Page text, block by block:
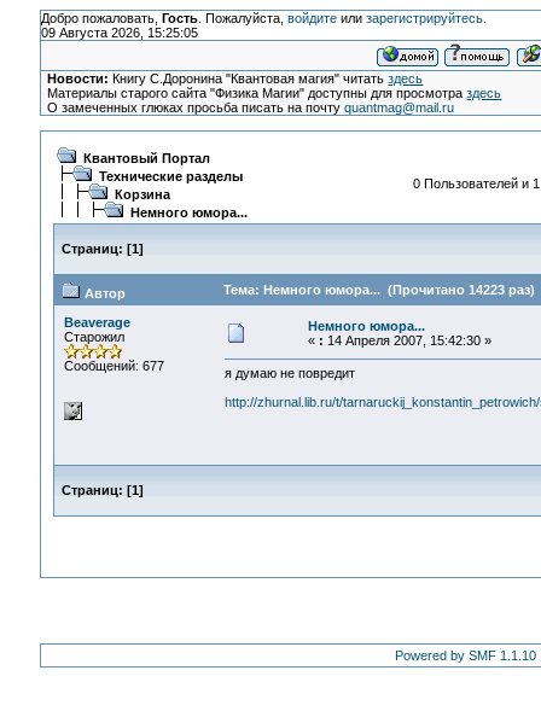
Добро пожаловать, Гость. Пожалуйста, войдитеили зарегистрируйтесь.
09 Августа 2026, 15:25:05
Новости: Книгу С.Доронина "Квантовая магия" читатьздесь
Материалы старого сайта "Физика Магии" доступны для просмотраздесь
О замеченных глюках просьба писать на почтуquantmag@mail.ru
Квантовый Портал
Технические разделы
Корзина
Немного юмора...
0 Пользователей и
Страниц: [1]
Автор Тема: Немного юмора... (Прочитано 14223 раз)
Beaverage
Старожил
Сообщений: 677
Немного юмора...
« : 14 Апреля 2007, 15:42:30 »
я думаю не повредит
http://zhurnal.lib.ru/t/
Страниц: [1]
Powered by SMF 1.1.10